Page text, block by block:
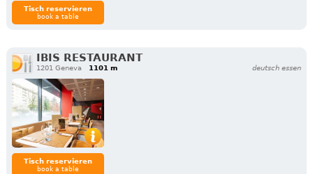
Tisch reservieren
book a table
IBIS RESTAURANT
1201 Geneva 1101 m deutsch essen
Tisch reservieren
book a table